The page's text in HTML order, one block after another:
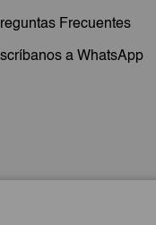
Frecuentes
a WhatsApp